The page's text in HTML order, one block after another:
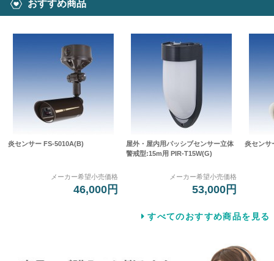
おすすめ商品
炎センサー FS-5010A(B)
メーカー希望小売価格
46,000円
屋外・屋内用パッシブセンサー立体
警戒型:15m用 PIR-T15W(G)
メーカー希望小売価格
53,000円
炎センサ
すべてのおすすめ商品を見る